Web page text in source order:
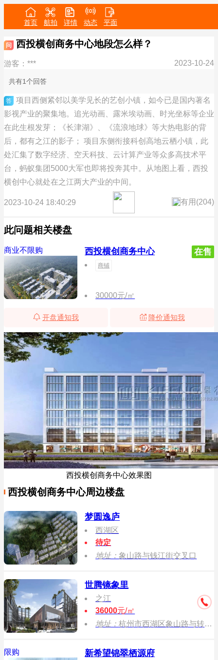
首页 航拍 详情 动态 平面
问 西投横创商务中心地段怎么样？
游客：*** 2023-10-24
共有1个回答
答
项目西侧紧邻以美学见长的艺创小镇，如今已是国内著名
影视产业的聚集地。追光动画、露米埃动画、时光坐标等企业
在此生根发芽；《长津湖》、《流浪地球》等大热电影的背
后，都有之江的影子； 项目东侧衔接科创高地云栖小镇，此
处汇集了数字经济、空天科技、云计算产业等众多高技术平
台，蚂蚁集团5000大军也即将投奔其中。从地图上看，西投
横创中心就处在之江两大产业的中间。
2023-10-24 18:40:29 有用(204)
此问题相关楼盘
商业不限购 西投横创商务中心 在售
商铺
30000元/㎡
开盘通知我 降价通知我
西投横创商务中心效果图
西投横创商务中心周边楼盘
梦圆逸庐
西湖区
待定
地址： 象山路与钱江街交叉口
世腾镜象里
之江
36000元/㎡
地址：杭州市西湖区象山路与转江街交汇处西北角
限购 新希望锦翠栖源府